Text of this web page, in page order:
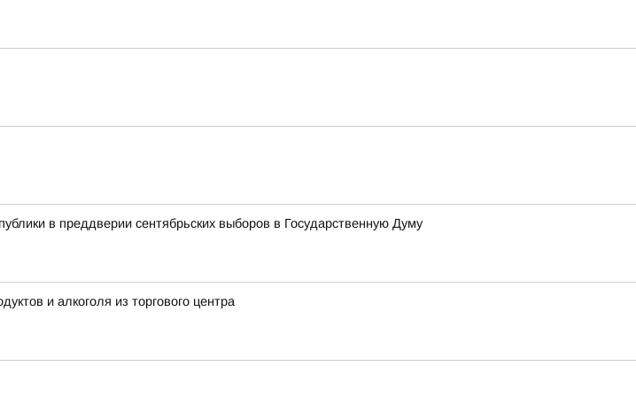
в преддверии сентябрьских выборов в Государственную Думу
и алкоголя из торгового центра